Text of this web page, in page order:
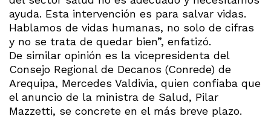
ayuda. Esta intervención es para salvar vidas.
Hablamos de vidas humanas, no solo de cifras
y no se trata de quedar bien”, enfatizó.
De similar opinión es la vicepresidenta del
Consejo Regional de Decanos (Conrede) de
Arequipa, Mercedes Valdivia, quien confiaba que
el anuncio de la ministra de Salud, Pilar
Mazzetti, se concrete en el más breve plazo.